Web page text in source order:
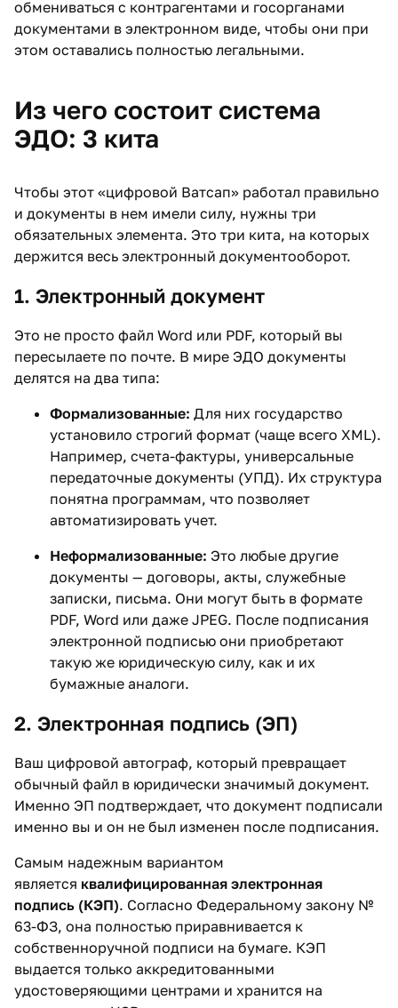
обмениваться с контрагентами и госорганами
документами в электронном виде, чтобы они при
этом оставались полностью легальными.
Из чего состоит система
ЭДО: 3 кита
Чтобы этот «цифровой Ватсап» работал правильно
и документы в нем имели силу, нужны три
обязательных элемента. Это три кита, на которых
держится весь электронный документооборот.
1. Электронный документ
Это не просто файл Word или PDF, который вы
пересылаете по почте. В мире ЭДО документы
делятся на два типа:
Формализованные: Для них государство
установило строгий формат (чаще всего XML).
Например, счета-фактуры, универсальные
передаточные документы (УПД). Их структура
понятна программам, что позволяет
автоматизировать учет.
Неформализованные: Это любые другие
документы — договоры, акты, служебные
записки, письма. Они могут быть в формате
PDF, Word или даже JPEG. После подписания
электронной подписью они приобретают
такую же юридическую силу, как и их
бумажные аналоги.
2. Электронная подпись (ЭП)
Ваш цифровой автограф, который превращает
обычный файл в юридически значимый документ.
Именно ЭП подтверждает, что документ подписали
именно вы и он не был изменен после подписания.
Самым надежным вариантом
является квалифицированная электронная
подпись (КЭП). Согласно Федеральному закону №
63-ФЗ, она полностью приравнивается к
собственноручной подписи на бумаге. КЭП
выдается только аккредитованными
удостоверяющими центрами и хранится на